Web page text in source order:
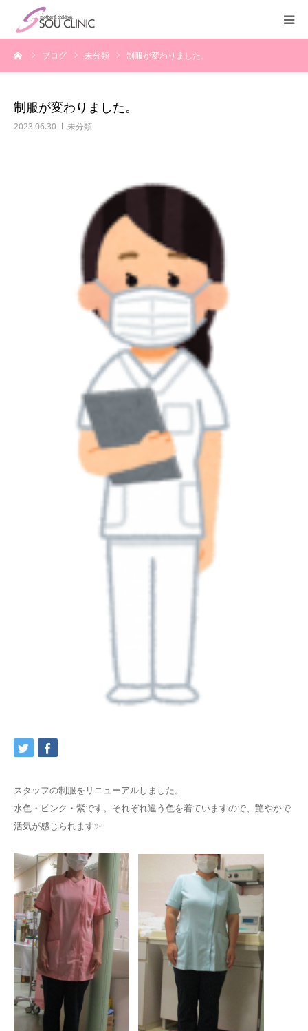
ブログ 未分類 制服が変わりました。
制服が変わりました。
2023.06.30 未分類
スタッフの制服をリニューアルしました。
水色・ピンク・紫です。それぞれ違う色を着ていますので、艶やかで
活気が感じられます✨
診療案内
不妊治療
教室・講座
よくある質問